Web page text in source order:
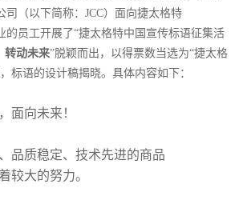
司（以下简称：JCC）面向捷太格特
的员工开展了“捷太格特中国宣传标语征集活
转动未来”脱颖而出，以得票数当选为“捷太格
标语的设计稿揭晓。具体内容如下：
面向未来！
品质稳定、技术先进的商品
较大的努力。